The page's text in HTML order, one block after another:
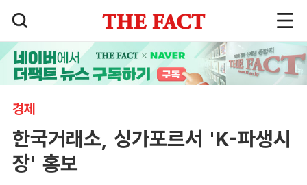
경제
한국거래소, 싱가포르서 'K-파생시
장' 홍보